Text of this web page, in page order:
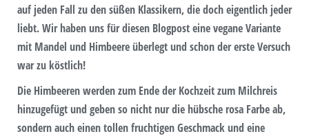
auf jeden Fall zu den süßen Klassikern, die doch eigentlich jeder
liebt. Wir haben uns für diesen Blogpost eine vegane Variante
mit Mandel und Himbeere überlegt und schon der erste Versuch
war zu köstlich!
Die Himbeeren werden zum Ende der Kochzeit zum Milchreis
hinzugefügt und geben so nicht nur die hübsche rosa Farbe ab,
sondern auch einen tollen fruchtigen Geschmack und eine